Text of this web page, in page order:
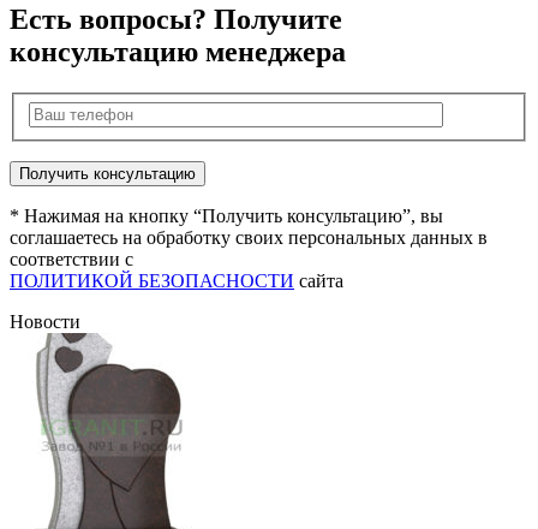
Есть вопросы? Получите
консультацию менеджера
* Нажимая на кнопку “Получить консультацию”, вы
соглашаетесь на обработку своих персональных данных в
соответствии с
ПОЛИТИКОЙ БЕЗОПАСНОСТИ сайта
Новости